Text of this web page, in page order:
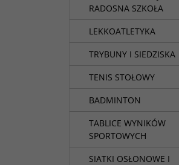
RADOSNA SZKOŁA
LEKKOATLETYKA
TRYBUNY I SIEDZISKA
TENIS STOŁOWY
BADMINTON
TABLICE WYNIKÓW
SPORTOWYCH
SIATKI OSŁONOWE I